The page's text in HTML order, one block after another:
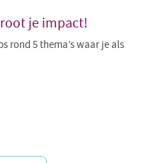
je impact!
rond 5 thema’s waar je als